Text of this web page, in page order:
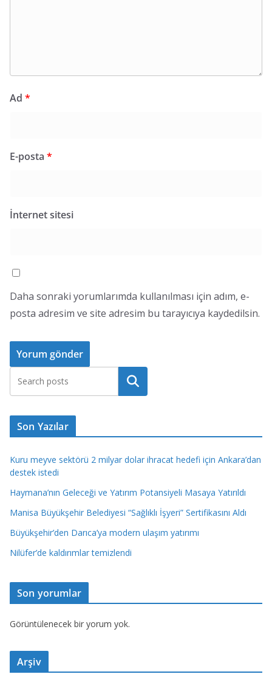
Ad *
E-posta *
İnternet sitesi
Daha sonraki yorumlarımda kullanılması için adım, e-
posta adresim ve site adresim bu tarayıcıya kaydedilsin.
Ara
Son Yazılar
Kuru meyve sektörü 2 milyar dolar ihracat hedefi için Ankara’dan
destek istedi
Haymana’nın Geleceği ve Yatırım Potansiyeli Masaya Yatırıldı
Manisa Büyükşehir Belediyesi “Sağlıklı İşyeri” Sertifikasını Aldı
Büyükşehir’den Darıca’ya modern ulaşım yatırımı
Nilüfer’de kaldırımlar temizlendi
Son yorumlar
Görüntülenecek bir yorum yok.
Arşiv